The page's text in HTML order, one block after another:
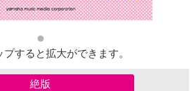
すると拡大ができます。
絶版